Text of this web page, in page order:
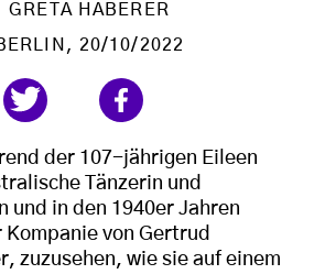
GRETA HABERER
, 20/10/2022
der 107-jährigen Eileen
Tänzerin und
und in den 1940er Jahren
von Gertrud
zuzusehen, wie sie auf einem